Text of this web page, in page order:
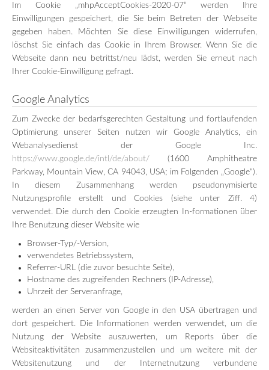
Im Cookie „mhpAcceptCookies-2020-07“ werden Ihre
Einwilligungen gespeichert, die Sie beim Betreten der Webseite
gegeben haben. Möchten Sie diese Einwilligungen widerrufen,
löschst Sie einfach das Cookie in Ihrem Browser. Wenn Sie die
Webseite dann neu betrittst/neu lädst, werden Sie erneut nach
Ihrer Cookie-Einwilligung gefragt.
Google Analytics
Zum Zwecke der bedarfsgerechten Gestaltung und fortlaufenden
Optimierung unserer Seiten nutzen wir Google Analytics, ein
Webanalysedienst der Google Inc.
https://www.google.de/intl/de/about/ (1600 Amphitheatre
Parkway, Mountain View, CA 94043, USA; im Folgenden „Google“).
In diesem Zusammenhang werden pseudonymisierte
Nutzungsprofile erstellt und Cookies (siehe unter Ziff. 4)
verwendet. Die durch den Cookie erzeugten In-formationen über
Ihre Benutzung dieser Website wie
Browser-Typ/-Version,
verwendetes Betriebssystem,
Referrer-URL (die zuvor besuchte Seite),
Hostname des zugreifenden Rechners (IP-Adresse),
Uhrzeit der Serveranfrage,
werden an einen Server von Google in den USA übertragen und
dort gespeichert. Die Informationen werden verwendet, um die
Nutzung der Website auszuwerten, um Reports über die
Websiteaktivitäten zusammenzustellen und um weitere mit der
Websitenutzung und der Internetnutzung verbundene